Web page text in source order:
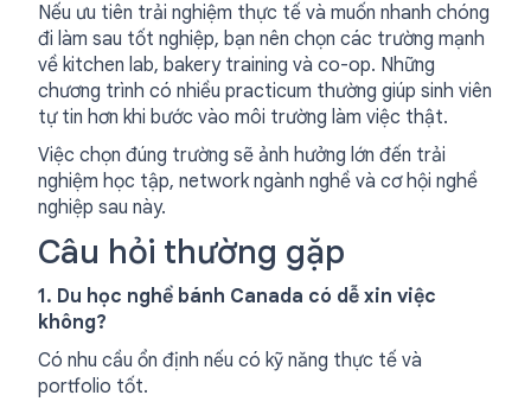
Nếu ưu tiên trải nghiệm thực tế và muốn nhanh chóng
đi làm sau tốt nghiệp, bạn nên chọn các trường mạnh
về kitchen lab, bakery training và co-op. Những
chương trình có nhiều practicum thường giúp sinh viên
tự tin hơn khi bước vào môi trường làm việc thật.
Việc chọn đúng trường sẽ ảnh hưởng lớn đến trải
nghiệm học tập, network ngành nghề và cơ hội nghề
nghiệp sau này.
Câu hỏi thường gặp
1. Du học nghề bánh Canada có dễ xin việc
không?
Có nhu cầu ổn định nếu có kỹ năng thực tế và
portfolio tốt.